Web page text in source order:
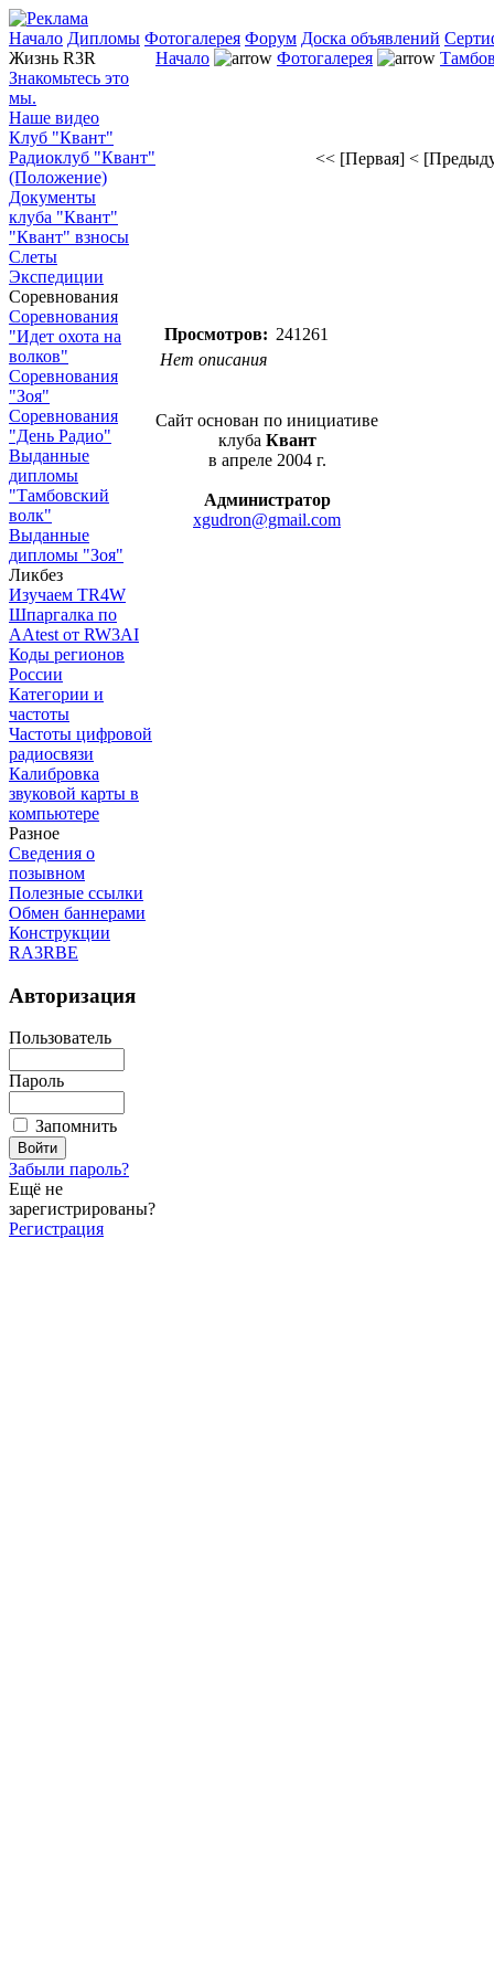
Начало Дипломы Фотогалерея Форум Доска объявлений
Жизнь R3R
Знакомьтесь это
мы.
Наше видео
Клуб "Квант"
Радиоклуб "Квант"
(Положение)
Документы
клуба "Квант"
"Квант" взносы
Слеты
Экспедиции
Соревнования
Соревнования
"Идет охота на
волков"
Соревнования
"Зоя"
Соревнования
"День Радио"
Выданные
дипломы
"Тамбовский
волк"
Выданные
дипломы "Зоя"
Ликбез
Изучаем TR4W
Шпаргалка по
AAtest от RW3AI
Коды регионов
России
Категории и
частоты
Частоты цифровой
радиосвязи
Калибровка
звуковой карты в
компьютере
Разное
Сведения о
позывном
Полезные ссылки
Обмен баннерами
Конструкции
RA3RBE
Авторизация
Пользователь
Пароль
Запомнить
Забыли пароль?
Ещё не
зарегистрированы?
Регистрация
Начало Фотогалерея
<< [Первая] <
Просмотров: 241261
Нет описания
Сайт основан по инициативе
клуба Квант
в апреле 2004 г.
Администратор
xgudron@gmail.com